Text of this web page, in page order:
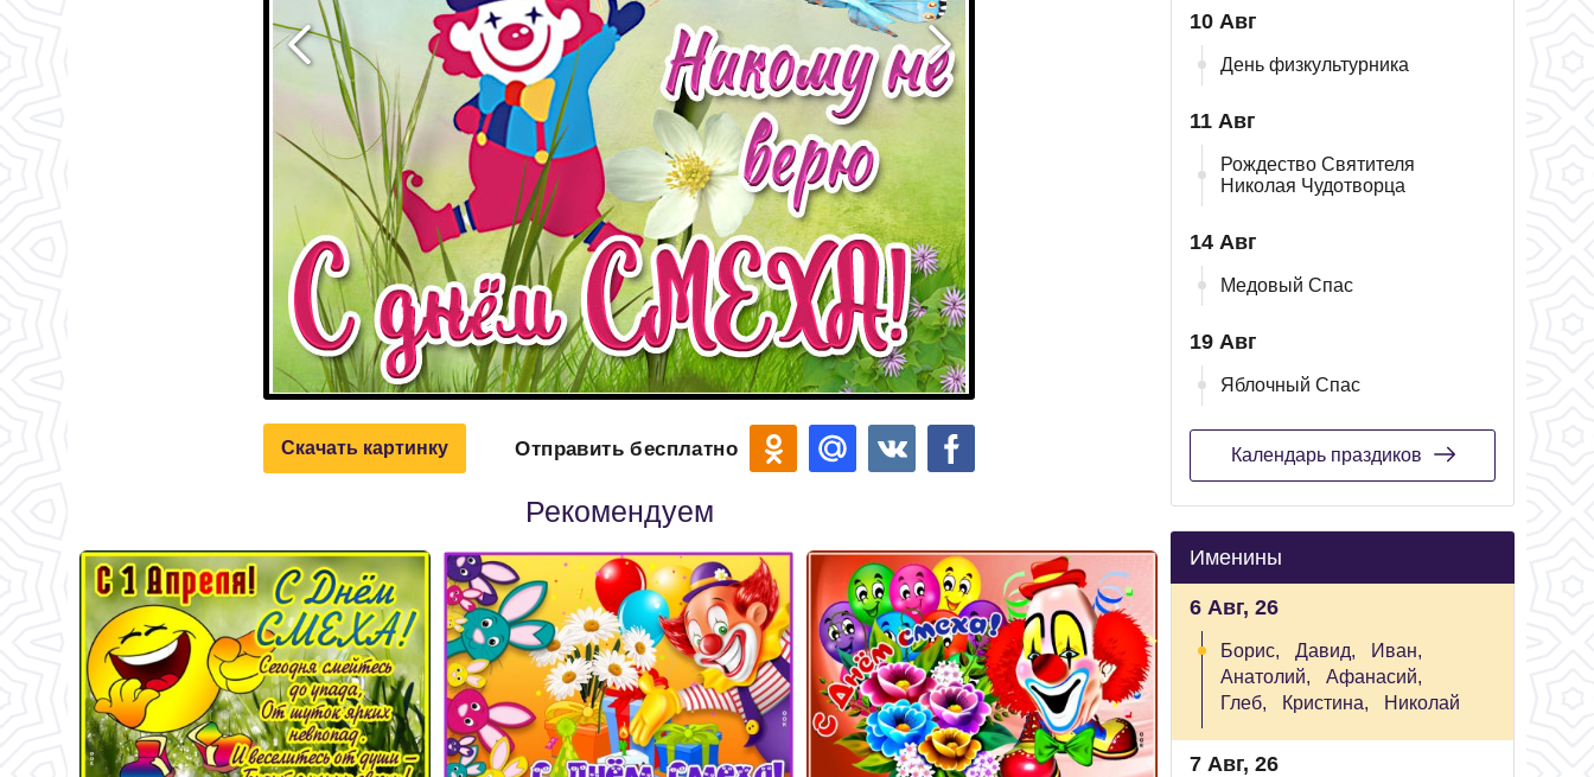
Скачать картинку Отправить бесплатно
Рекомендуем
10 Авг
День физкультурника
11 Авг
Рождество Святителя
Николая Чудотворца
14 Авг
Медовый Спас
19 Авг
Яблочный Спас
Календарь праздиков
Именины
6 Авг, 26
Борис, Давид,
Иван,
Анатолий,
Афанасий,
Глеб,
Кристина, Николай
7 Авг, 26